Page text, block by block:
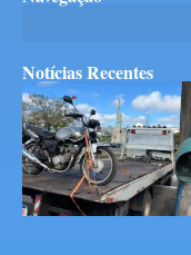
Notícias Recentes